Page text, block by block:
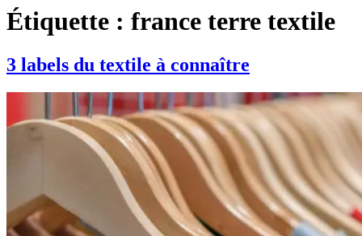
Étiquette : france terre textile
3 labels du textile à connaître